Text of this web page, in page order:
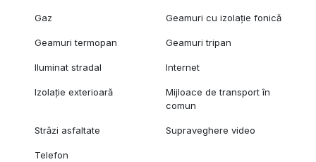
Gaz Geamuri cu izolație fonică
Geamuri termopan Geamuri tripan
Iluminat stradal Internet
Izolație exterioară
Mijloace de transport în
comun
Străzi asfaltate Supraveghere video
Telefon